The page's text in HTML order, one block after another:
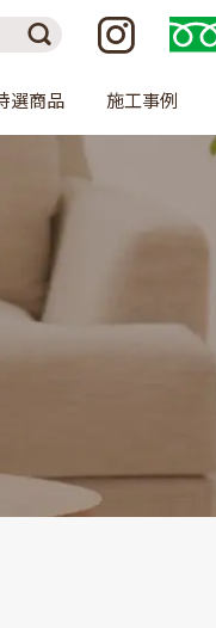
選商品 施工事例